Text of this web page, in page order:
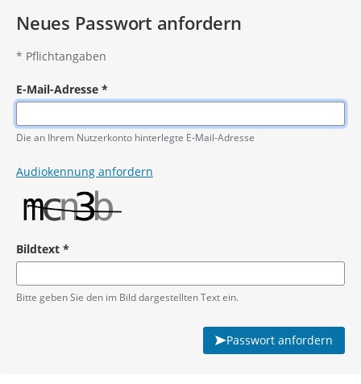
Neues Passwort anfordern
* Pflichtangaben
E-Mail-Adresse *
Pflichtangabe
Die an Ihrem Nutzerkonto hinterlegte E-Mail-Adresse
Audiokennung anfordern
Bildtext *
Pflichtangabe
Bitte geben Sie den im Bild dargestellten Text ein.
Passwort anfordern